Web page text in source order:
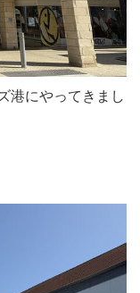
港にやってきまし